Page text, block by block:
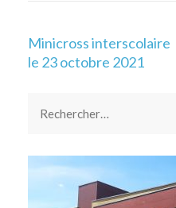
Navigation
de
Minicross interscolaire
le 23 octobre 2021
Rechercher :